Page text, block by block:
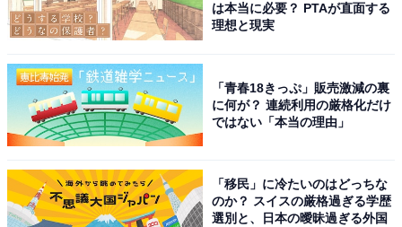
は本当に必要？ PTAが直面する
理想と現実
「青春18きっぷ」販売激減の裏
に何が？ 連続利用の厳格化だけ
ではない「本当の理由」
「移民」に冷たいのはどっちな
のか？ スイスの厳格過ぎる学歴
選別と、日本の曖昧過ぎる外国